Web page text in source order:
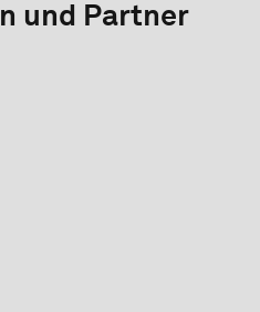
und Partner